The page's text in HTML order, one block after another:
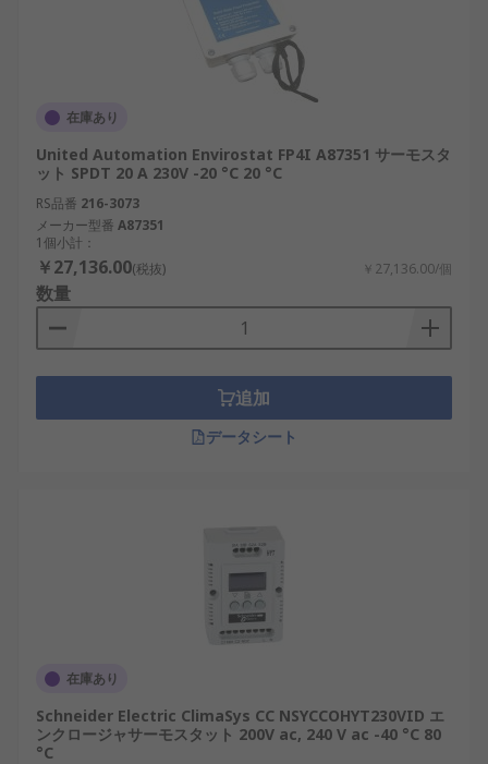
在庫あり
United Automation Envirostat FP4I A87351 サーモスタ
ット SPDT 20 A 230V -20 °C 20 °C
RS品番 216-3073
メーカー型番 A87351
1個小計：
￥27,136.00(税抜) ￥27,136.00/個
数量
追加
データシート
在庫あり
Schneider Electric ClimaSys CC NSYCCOHYT230VID エ
ンクロージャサーモスタット 200V ac, 240 V ac -40 °C 80
°C